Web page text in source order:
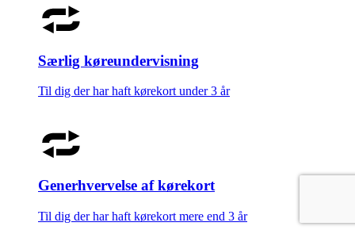
Særlig køreundervisning
Til dig der har haft kørekort under 3 år
Generhvervelse af kørekort
Til dig der har haft kørekort mere end 3 år